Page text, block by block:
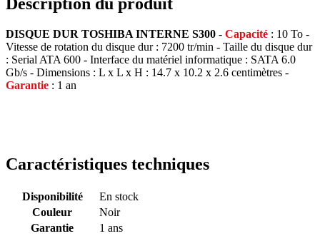
Description du produit
DISQUE DUR TOSHIBA INTERNE S300 - Capacité : 10 To -
Vitesse de rotation du disque dur : 7200 tr/min - Taille du disque dur
: Serial ATA 600 - Interface du matériel informatique : SATA 6.0
Gb/s - Dimensions : L x L x H : 14.7 x 10.2 x 2.6 centimètres -
Garantie : 1 an
Caractéristiques techniques
Disponibilité
En stock
Couleur
Noir
Garantie
1 ans